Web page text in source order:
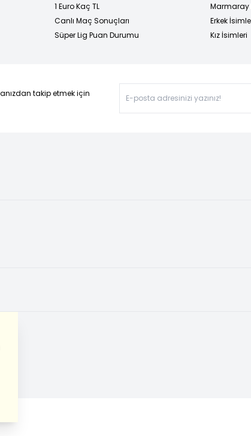
1 Euro Kaç TL
Canlı Maç Sonuçları
Süper Lig Puan Durumu
Marmaray
Erkek
Kız İsimleri
takip etmek için